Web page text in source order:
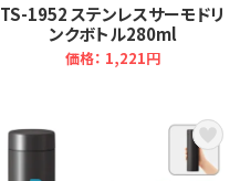
TS-1952 ステンレスサーモドリ
ンクボトル280ml
価格： 1,221円